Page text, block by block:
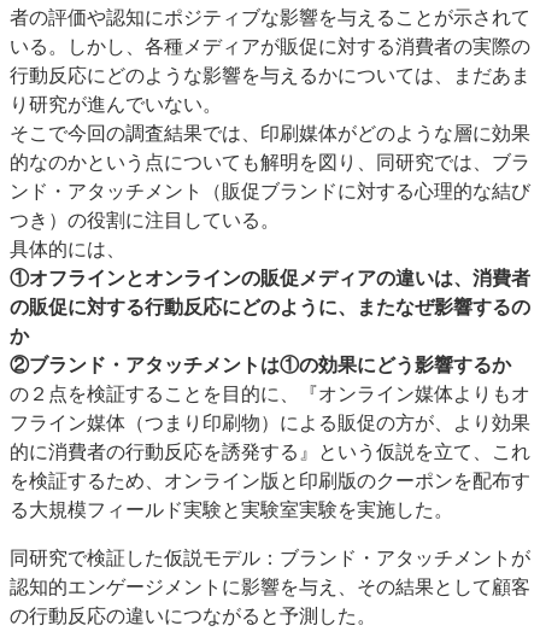
者の評価や認知にポジティブな影響を与えることが示されて
いる。しかし、各種メディアが販促に対する消費者の実際の
行動反応にどのような影響を与えるかについては、まだあま
り研究が進んでいない。
そこで今回の調査結果では、印刷媒体がどのような層に効果
的なのかという点についても解明を図り、同研究では、ブラ
ンド・アタッチメント（販促ブランドに対する心理的な結び
つき）の役割に注目している。
具体的には、
①オフラインとオンラインの販促メディアの違いは、消費者
の販促に対する行動反応にどのように、またなぜ影響するの
か
②ブランド・アタッチメントは①の効果にどう影響するか
の２点を検証することを目的に、『オンライン媒体よりもオ
フライン媒体（つまり印刷物）による販促の方が、より効果
的に消費者の行動反応を誘発する』という仮説を立て、これ
を検証するため、オンライン版と印刷版のクーポンを配布す
る大規模フィールド実験と実験室実験を実施した。
同研究で検証した仮説モデル：ブランド・アタッチメントが
認知的エンゲージメントに影響を与え、その結果として顧客
の行動反応の違いにつながると予測した。